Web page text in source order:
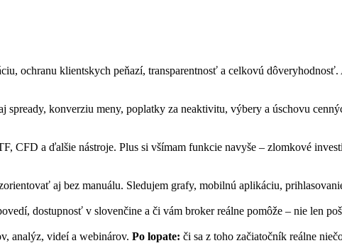
ochranu klientskych peňazí, transparentnosť a celkovú
konverziu meny, poplatky za neaktivitu, výbery a úschovu
CFD a ďalšie nástroje. Plus si všímam funkcie navyše – zlomkové
aj bez manuálu. Sledujem grafy, mobilnú aplikáciu,
dostupnosť v slovenčine a či vám broker reálne pomôže – nie len
analýz, videí a webinárov. Po lopate: či sa z toho začiatočník reálne